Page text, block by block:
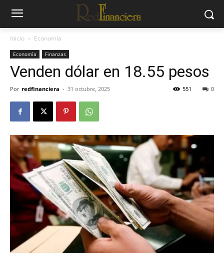
Inicio Economía
Economía Finanzas
Venden dólar en 18.55 pesos
Por redfinanciera - 31 octubre, 2025 0
551